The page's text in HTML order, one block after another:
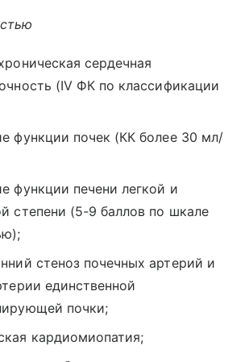
сердечная
(IV ФК по классификации
функции почек (КК более 30 мл/
функции печени легкой и
степени (5-9 баллов по шкале
стеноз почечных артерий и
единственной
почки;
кардиомиопатия;